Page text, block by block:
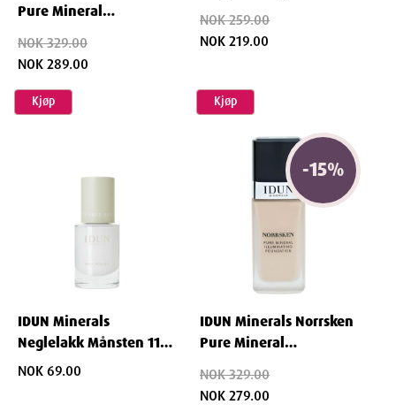
Pure Mineral
Disa 30 ml
NOK 329.00
NOK 289.00
Kjøp
NOK 259.00
NOK 219.00
Kjøp
IDUN Minerals
Neglelakk Månsten 11
ml
NOK 69.00
-15%
IDUN Minerals Norrsken
Pure Mineral
30 ml - Saga
NOK 329.00
NOK 279.00